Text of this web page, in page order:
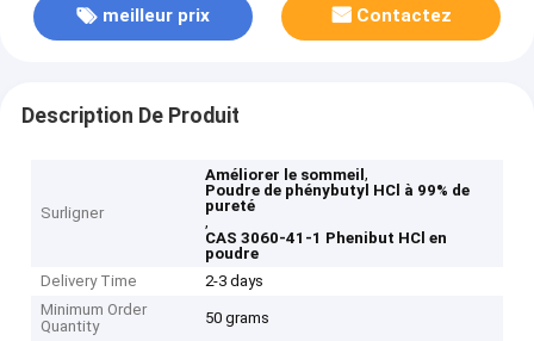
meilleur prix Contactez
Description De Produit
Surligner
Améliorer le sommeil,
Poudre de phénybutyl HCl à 99% de
pureté
,
CAS 3060-41-1 Phenibut HCl en
poudre
Delivery Time
2-3 days
Minimum Order
Quantity
50 grams